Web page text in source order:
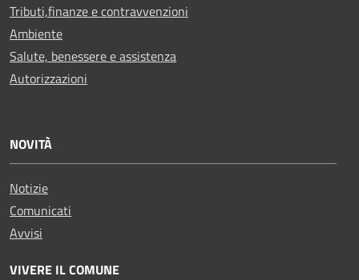
Tributi,finanze e contravvenzioni
Ambiente
Salute, benessere e assistenza
Autorizzazioni
NOVITÀ
Notizie
Comunicati
Avvisi
VIVERE IL COMUNE